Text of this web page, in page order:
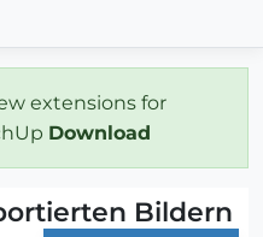
extensions for
Download
Bildern